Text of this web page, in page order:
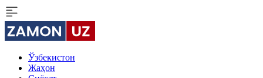
Ўзбекистон
Жаҳон